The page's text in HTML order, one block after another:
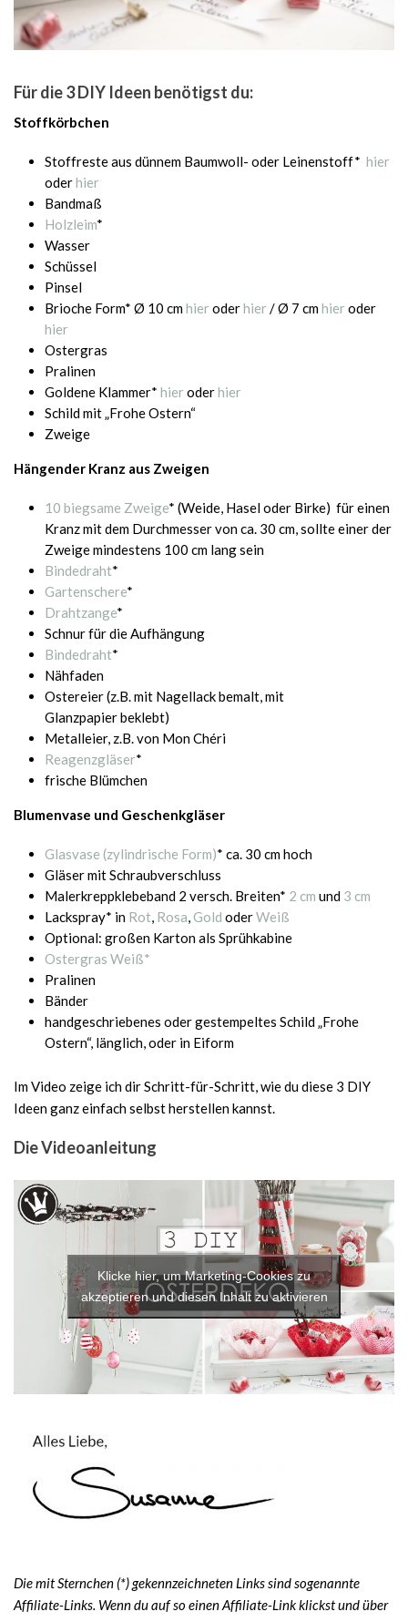
Für die 3 DIY Ideen benötigst du:
Stoffkörbchen
Stoffreste aus dünnem Baumwoll- oder Leinenstoff* hier
oderhier
Bandmaß
Holzleim*
Wasser
Schüssel
Pinsel
Brioche Form* Ø 10 cmhieroderhier/ Ø 7 cmhieroder
hier
Ostergras
Pralinen
Goldene Klammer* hieroderhier
Schild mit „Frohe Ostern“
Zweige
Hängender Kranz aus Zweigen
10 biegsame Zweige* (Weide, Hasel oder Birke) für einen
Kranz mit dem Durchmesser von ca. 30 cm, sollte einer der
Zweige mindestens 100 cm lang sein
Bindedraht*
Gartenschere*
Drahtzange*
Schnur für die Aufhängung
Bindedraht*
Nähfaden
Ostereier (z.B. mit Nagellack bemalt, mit
Glanzpapier beklebt)
Metalleier, z.B. von Mon Chéri
Reagenzgläser*
frische Blümchen
Blumenvase und Geschenkgläser
Glasvase (zylindrische Form)* ca. 30 cm hoch
Gläser mit Schraubverschluss
Malerkreppklebeband 2 versch. Breiten* 2 cm und 3 cm
Lackspray* in Rot, Rosa,Gold oderWeiß
Optional: großen Karton als Sprühkabine
Ostergras Weiß*
Pralinen
Bänder
handgeschriebenes oder gestempeltes Schild „Frohe
Ostern“, länglich, oder in Eiform
Im Video zeige ich dir Schritt-für-Schritt, wie du diese 3 DIY
Ideen ganz einfach selbst herstellen kannst.
Die Videoanleitung
Klicke hier, um Marketing-Cookies zu
akzeptieren und diesen Inhalt zu aktivieren
Die mit Sternchen (*) gekennzeichneten Links sind sogenannte
Affiliate-Links. Wenn du auf so einen Affiliate-Link klickst und über